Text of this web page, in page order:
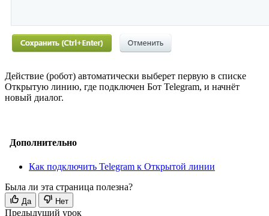
Действие (робот) автоматически выберет первую в списке
Открытую линию, где подключен Бот Telegram, и начнёт
новый диалог.
Дополнительно
Как подключить Telegram к Открытой линии
Была ли эта страница полезна?
Да Нет
Предыдущий урок